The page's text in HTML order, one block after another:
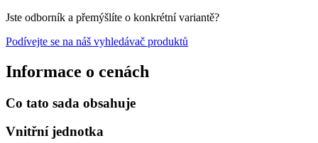
Jste odborník a přemýšlíte o konkrétní variantě?
Podívejte se na náš vyhledávač produktů
Informace o cenách
Co tato sada obsahuje
Vnitřní jednotka